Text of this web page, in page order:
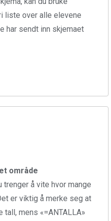
liste over alle elevene
har sendt inn skjemaet
område
trenger å vite hvor mange
er viktig å merke seg at
tall, mens «=ANTALLA»